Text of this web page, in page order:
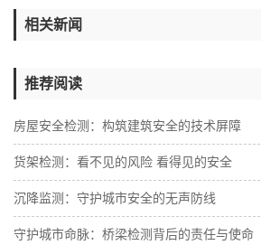
相关新闻
推荐阅读
房屋安全检测：构筑建筑安全的技术屏障
货架检测：看不见的风险 看得见的安全
沉降监测：守护城市安全的无声防线
守护城市命脉：桥梁检测背后的责任与使命